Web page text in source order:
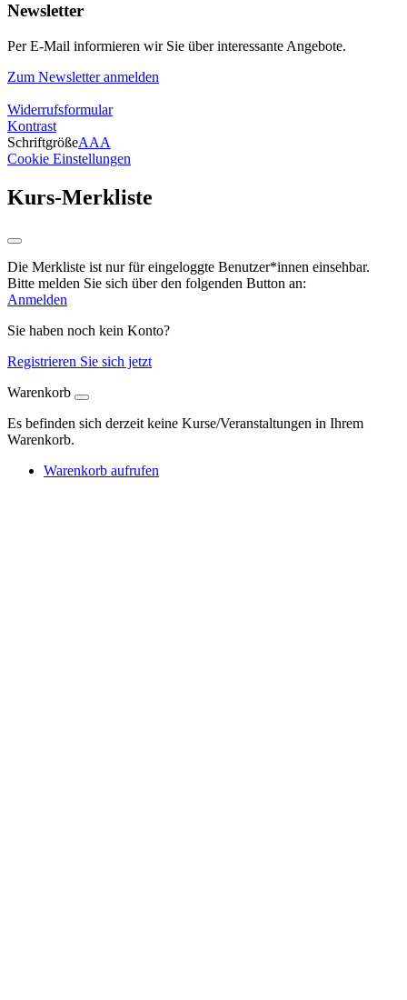
Newsletter
Per E-Mail informieren wir Sie über interessante Angebote.
Zum Newsletter anmelden
Widerrufsformular
Kontrast
SchriftgrößeAAA
Cookie Einstellungen
Kurs-Merkliste
Die Merkliste ist nur für eingeloggte Benutzer*innen einsehbar.
Bitte melden Sie sich über den folgenden Button an:
Anmelden
Sie haben noch kein Konto?
Registrieren Sie sich jetzt
Warenkorb
Es befinden sich derzeit keine Kurse/Veranstaltungen in Ihrem
Warenkorb.
Warenkorb aufrufen